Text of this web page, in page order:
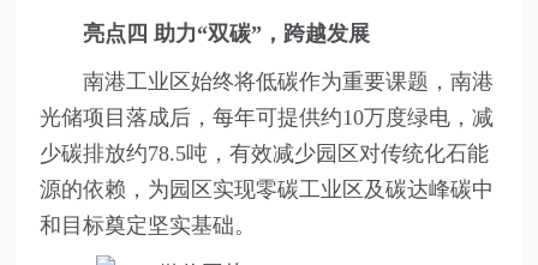
亮点四助力“双碳”，跨越发展
南港工业区始终将低碳作为重要课题，南港
光储项目落成后，每年可提供约10万度绿电，减
少碳排放约78.5吨，有效减少园区对传统化石能
源的依赖，为园区实现零碳工业区及碳达峰碳中
和目标奠定坚实基础。